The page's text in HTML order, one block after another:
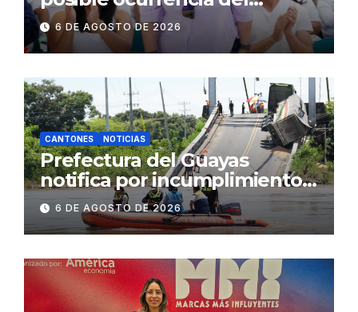
fenómeno de El Niño:
Gobierno Nacional capacita a
2.500 jóvenes
6 DE AGOSTO DE 2026
CANTONES NOTICIAS
Prefectura del Guayas
notifica por incumplimiento
contractual a la
Concesionaria CONORTE y
exige celeridad en
desmontaje del puente
Gonzalo Icaza Cornejo, en
Daule
6 DE AGOSTO DE 2026